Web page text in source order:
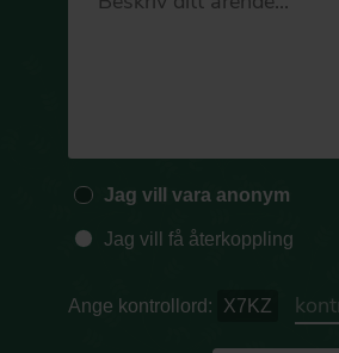
Jag vill vara anonym
Jag vill få återkoppling
Ange kontrollord: X7KZ